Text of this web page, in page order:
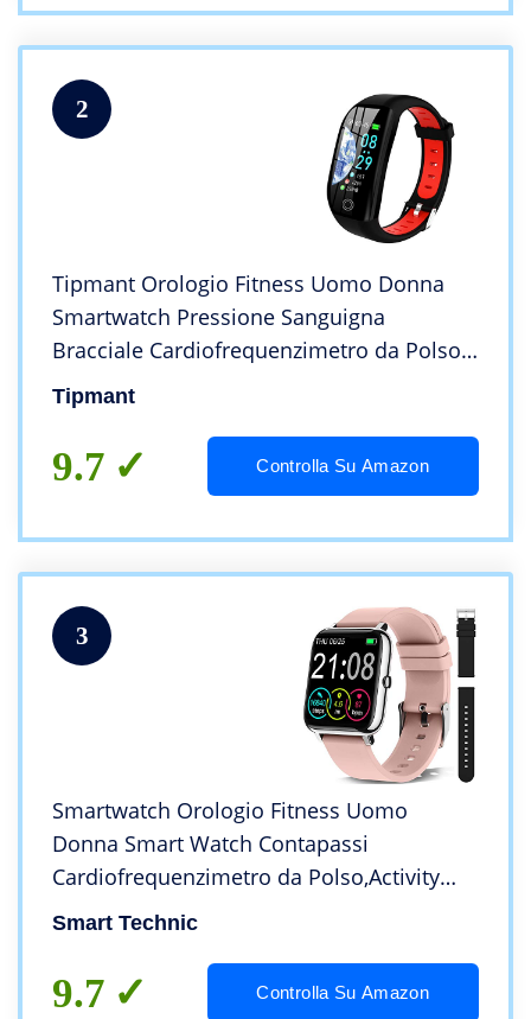
2
Tipmant Orologio Fitness Uomo Donna
Smartwatch Pressione Sanguigna
Bracciale Cardiofrequenzimetro da Polso
Impermeabile IP68 Contapassi Sportivo
Fitness Tracker per iOS Android Samsung
Huawei Xiaomi
Tipmant
9.7 Controlla Su Amazon
3
Smartwatch Orologio Fitness Uomo
Donna Smart Watch Contapassi
Cardiofrequenzimetro da Polso,Activity
Tracker Cronometro, Notifiche Messaggi,
cinturino nero extra
Smart Technic
9.7 Controlla Su Amazon